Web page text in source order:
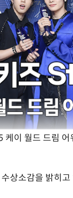
케이 월드 드림
상소감을 밝히고